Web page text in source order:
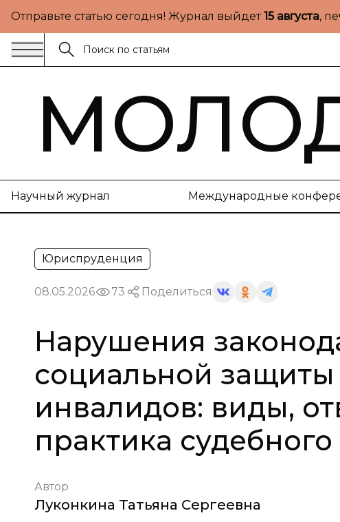
Отправьте статью сегодня! Журнал выйдет15 августа,
Научный журнал Международные
Юриспруденция
08.05.2026 73 Поделиться
Нарушения
социальной защиты
инвалидов: виды,
практика
Автор
Луконкина Татьяна Сергеевна